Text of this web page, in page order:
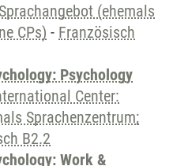
(ehemals
CPs) - Französisch
Psychology
Center:
Sprachenzentrum;
B2.2
Work &